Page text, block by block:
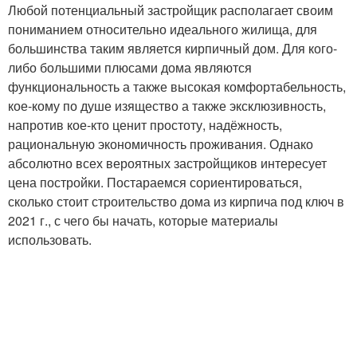
Любой потенциальный застройщик располагает своим
пониманием относительно идеального жилища, для
большинства таким является кирпичный дом. Для кого-
либо большими плюсами дома являются
функциональность а также высокая комфортабельность,
кое-кому по душе изящество а также эксклюзивность,
напротив кое-кто ценит простоту, надёжность,
рациональную экономичность проживания. Однако
абсолютно всех вероятных застройщиков интересует
цена постройки. Постараемся сориентироваться,
сколько стоит строительство дома из кирпича под ключ в
2021 г., с чего бы начать, которые материалы
использовать.